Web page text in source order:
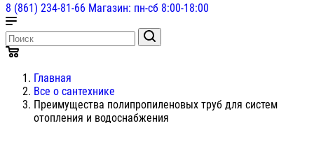
8 (861) 234-81-66 Магазин: пн-сб 8:00-18:00
Главная
Все о сантехнике
Преимущества полипропиленовых труб для систем
отопления и водоснабжения